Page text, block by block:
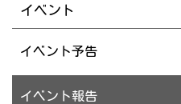
イベント
イベント予告
イベント報告